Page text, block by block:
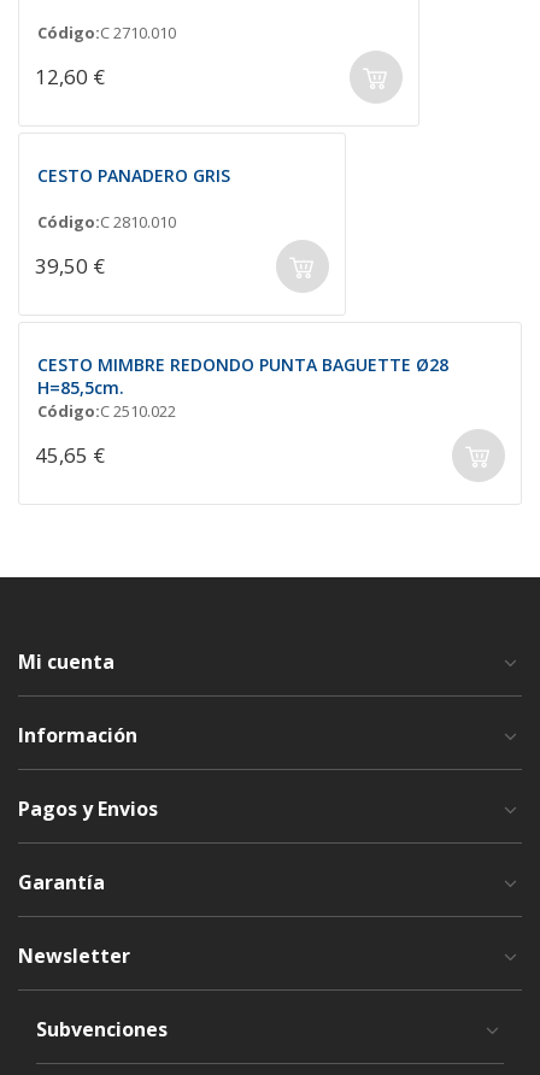
Código:C 2710.010
12,60 €
CESTO PANADERO GRIS
Código:C 2810.010
39,50 €
CESTO MIMBRE REDONDO PUNTA BAGUETTE Ø28
H=85,5cm.
Código:C 2510.022
45,65 €
Mi cuenta
Información
Pagos y Envios
Garantía
Newsletter
Subvenciones